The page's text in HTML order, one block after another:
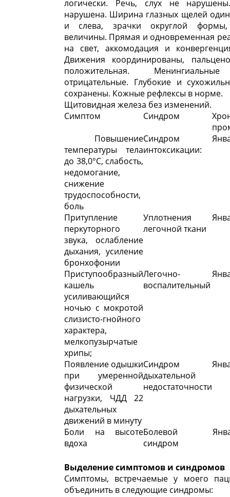
логически. Речь, слух не
нарушена. Ширина глазных щелей
и слева, зрачки округлой формы,
величины. Прямая и одновременная
на свет, аккомодация и
Движения координированы,
положительная.
отрицательные. Глубокие и
сохранены. Кожные рефлексы в норме.
Щитовидная железа без изменений.
Симптом
Синдром
Повышение
температуры тела
до 38,0°С, слабость,
недомогание,
снижение
трудоспособности,
боль
Синдром
интоксикации:
Притупление
перкуторного
звука, ослабление
дыхания, усиление
бронхофонии
Уплотнения
легочной ткани
Приступообразный
кашель
усиливающийся
ночью с мокротой
слизисто-гнойного
характера,
мелкопузырчатые
хрипы;
Легочно-
воспалительный
Появление одышки
при умеренной
физической
нагрузки, ЧДД 22
дыхательных
движений в минуту
Синдром
дыхательной
недостаточности
Боли на высоте
вдоха
Болевой
синдром
Выделение симптомов и синдромов
Симптомы, встречаемые у моего
объединить в следующие синдромы: